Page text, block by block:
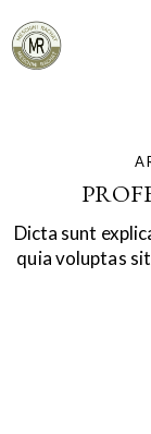
Dicta sunt
quia voluptas